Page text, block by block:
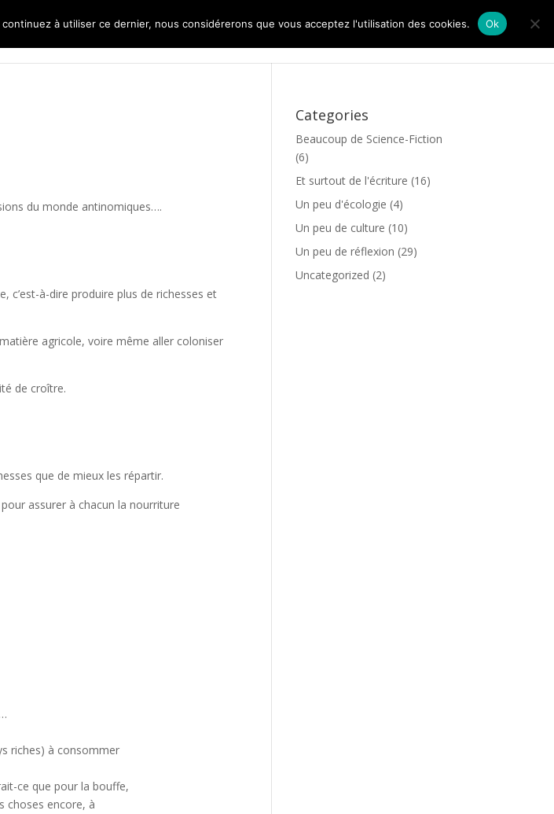
Bienvenue Livres Blog Contact
du monde antinomiques….
c’est-à-dire produire plus de richesses et
agricole, voire même aller coloniser
de croître.
que de mieux les répartir.
assurer à chacun la nourriture
riches) à consommer
ce que pour la bouffe,
choses encore, à
Categories
Beaucoup de Science-Fiction
(6)
Et surtout de l'écriture (16)
Un peu d'écologie (4)
Un peu de culture (10)
Un peu de réflexion (29)
Uncategorized (2)
à utiliser ce dernier, nous considérerons que vous acceptez l'utilisation des cookies. Ok